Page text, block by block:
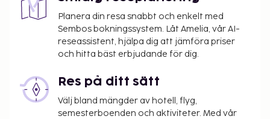
Planera din resa snabbt och enkelt med
Sembos bokningssystem. Låt Amelia, vår AI-
reseassistent, hjälpa dig att jämföra priser
och hitta bäst erbjudande för dig.
Res på ditt sätt
Välj bland mängder av hotell, flyg,
semesterboenden och aktiviteter. Med vår